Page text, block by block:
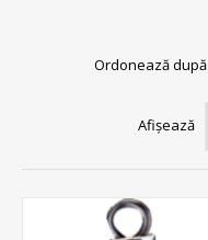
Ordonează după
Afișează